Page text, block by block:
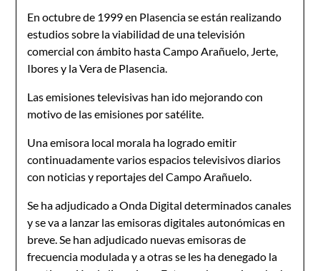
En octubre de 1999 en Plasencia se están realizando
estudios sobre la viabilidad de una televisión
comercial con ámbito hasta Campo Arañuelo, Jerte,
Ibores y la Vera de Plasencia.
Las emisiones televisivas han ido mejorando con
motivo de las emisiones por satélite.
Una emisora local morala ha logrado emitir
continuadamente varios espacios televisivos diarios
con noticias y reportajes del Campo Arañuelo.
Se ha adjudicado a Onda Digital determinados canales
y se va a lanzar las emisoras digitales autonómicas en
breve. Se han adjudicado nuevas emisoras de
frecuencia modulada y a otras se les ha denegado la